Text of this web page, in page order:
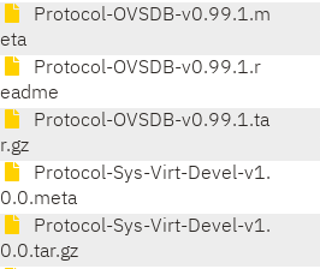
Protocol-OVSDB-v0.99.1.m
eta
Protocol-OVSDB-v0.99.1.r
eadme
Protocol-OVSDB-v0.99.1.ta
r.gz
Protocol-Sys-Virt-Devel-v1.
0.0.meta
Protocol-Sys-Virt-Devel-v1.
0.0.tar.gz